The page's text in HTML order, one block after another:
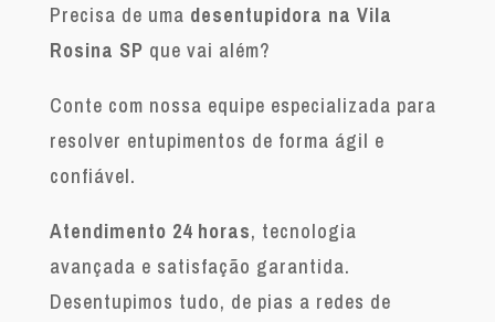
Precisa de uma desentupidora na Vila
Rosina SP que vai além?
Conte com nossa equipe especializada para
resolver entupimentos de forma ágil e
confiável.
Atendimento 24 horas, tecnologia
avançada e satisfação garantida.
Desentupimos tudo, de pias a redes de